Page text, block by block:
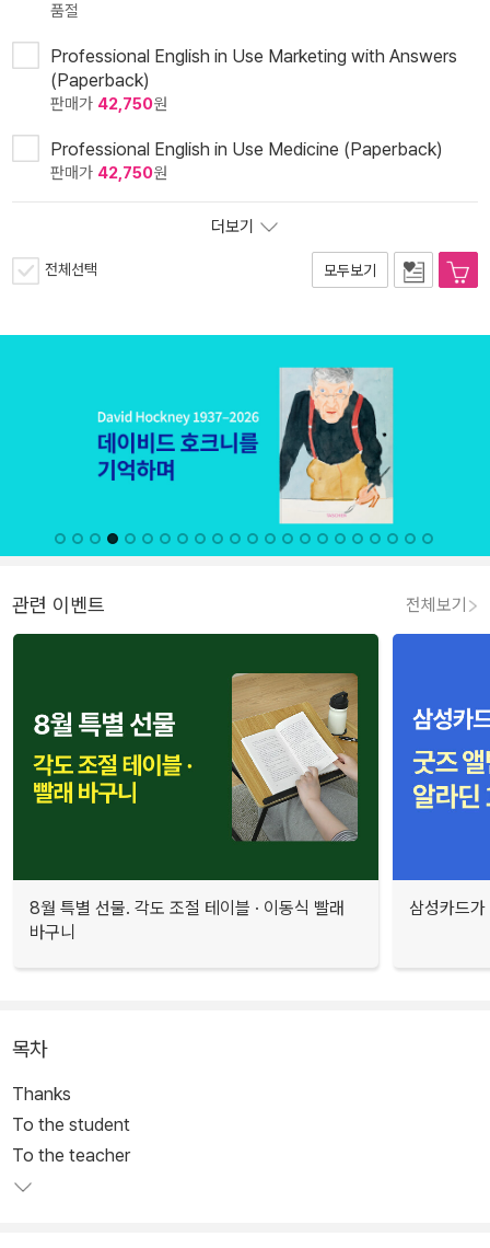
품절
Professional English in Use Marketing with Answers
(Paperback)
판매가 42,750원
Professional English in Use Medicine (Paperback)
판매가 42,750원
더보기
전체선택 모두보기
관련 이벤트 전체보기
8월 특별 선물. 각도 조절 테이블 · 이동식 빨래
바구니
삼성카드
목차
Thanks
To the student
To the teacher